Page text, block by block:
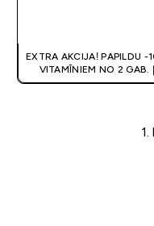
EXTRA AKCIJA! PAPILDU -
VITAMĪNIEM NO 2 GAB. |
ATLAIDE GROZĀ
1.